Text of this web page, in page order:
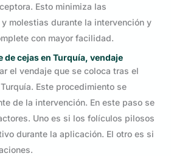
Esto minimiza las
molestias durante la intervención y
con mayor facilidad.
de cejas en Turquía, vendaje
el vendaje que se coloca tras el
Este procedimiento se
de la intervención. En este paso se
Uno es si los folículos pilosos
durante la aplicación. El otro es si